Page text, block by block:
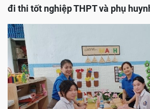
đi thi tốt nghiệp THPT và phụ